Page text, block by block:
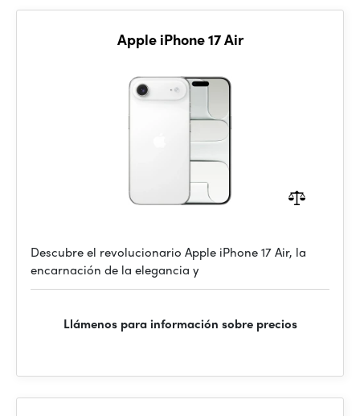
Apple iPhone 17 Air
Descubre el revolucionario Apple iPhone 17 Air, la
encarnación de la elegancia y
Llámenos para información sobre precios